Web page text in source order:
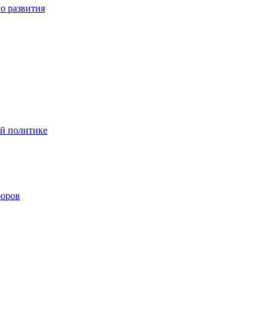
развития
политике